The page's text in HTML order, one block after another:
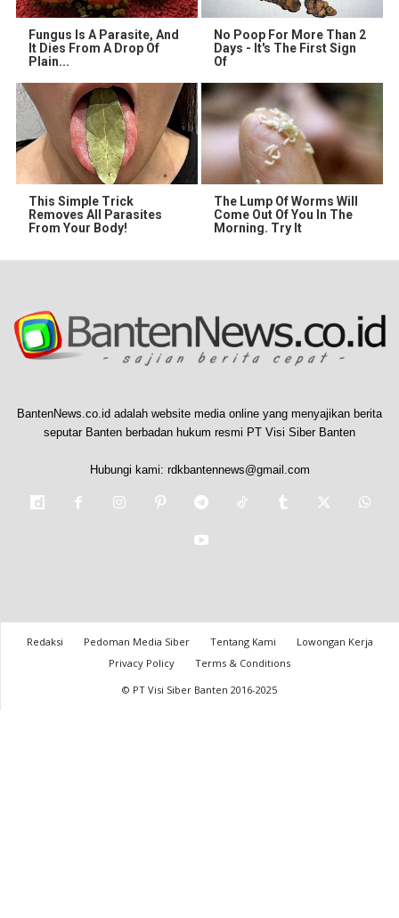
Fungus Is A Parasite, And
It Dies From A Drop Of
Plain...
No Poop For More Than 2
Days - It's The First Sign
Of
This Simple Trick
Removes All Parasites
From Your Body!
The Lump Of Worms Will
Come Out Of You In The
Morning. Try It
BantenNews.co.id adalah website media online yang menyajikan berita
seputar Banten berbadan hukum resmi PT Visi Siber Banten
Hubungi kami: rdkbantennews@gmail.com
Redaksi Pedoman Media Siber Tentang Kami
Lowongan Kerja
Privacy Policy
Terms & Conditions
© PT Visi Siber Banten 2016-2025